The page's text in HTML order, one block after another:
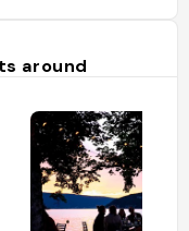
around